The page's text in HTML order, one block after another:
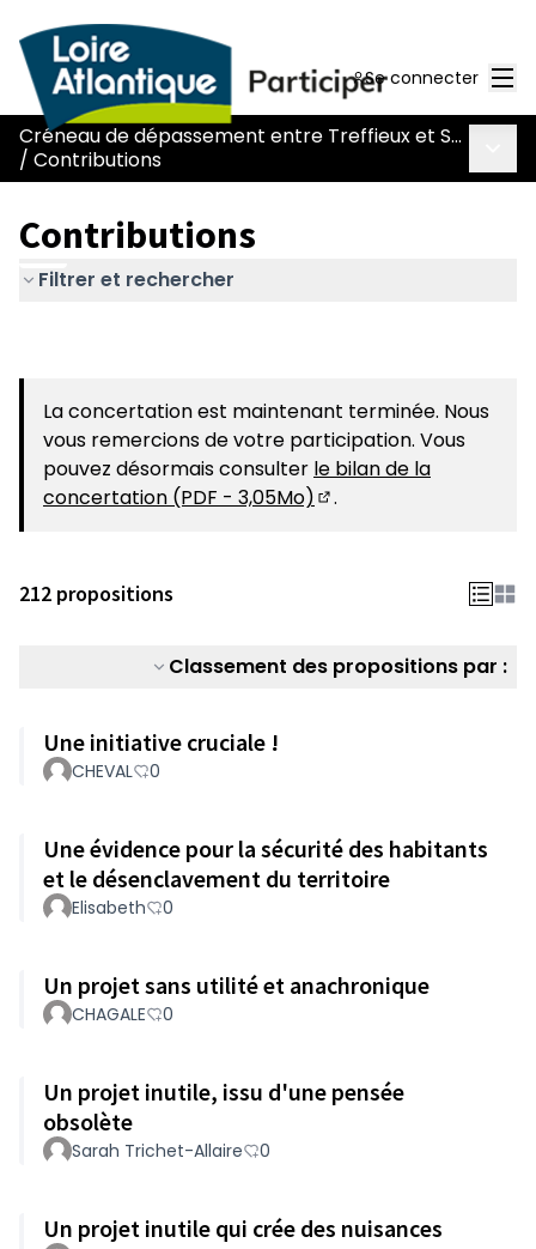
Se connecter
Créneau de dépassement entre Treffieux et Saint-Vincent-des-Landes
/ Contributions
Contributions
Filtrer et rechercher
La concertation est maintenant terminée. Nous
vous remercions de votre participation. Vous
pouvez désormais consulter le bilan de la
concertation (PDF - 3,05Mo)
.
212 propositions
Classement des propositions par :
Une initiative cruciale !
CHEVAL 0
Une évidence pour la sécurité des habitants
et le désenclavement du territoire
Elisabeth 0
Un projet sans utilité et anachronique
CHAGALE 0
Un projet inutile, issu d'une pensée
obsolète
Sarah Trichet-Allaire 0
Un projet inutile qui crée des nuisances